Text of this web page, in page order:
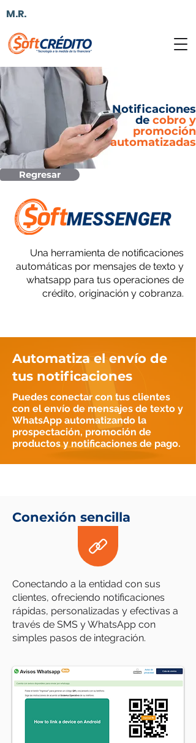
M.R.
Notificaciones
de cobro y
promoción
automatizadas
Regresar
Una herramienta de notificaciones
automáticas por mensajes de texto y
whatsapp para tus operaciones de
crédito, originación y cobranza.
Automatiza el envío de
tus notificaciones
Puedes conectar con tus clientes
con el envío de mensajes de texto y
WhatsApp automatizando la
prospectación, promoción de
productos y notificaciones de pago.
Conexión sencilla
Conectando a la entidad con sus
clientes, ofreciendo notificaciones
rápidas, personalizadas y efectivas a
través de SMS y WhatsApp con
simples pasos de integración.